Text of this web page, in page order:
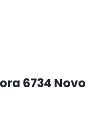
6734 Novo